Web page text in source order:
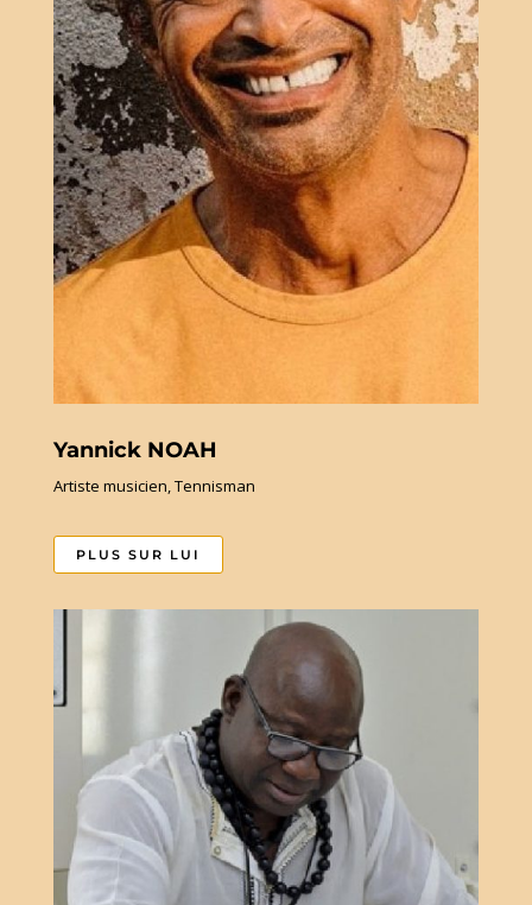
Yannick NOAH
Artiste musicien, Tennisman
PLUS SUR LUI